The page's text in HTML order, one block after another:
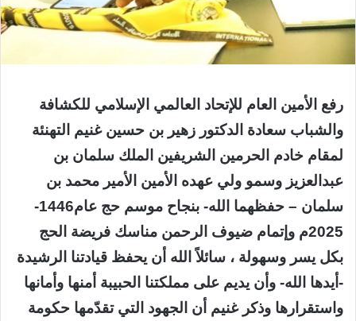
رفع الأمين العام للإتحاد العالمي الإسلامي للكشافة
والشباب سعادة الدكتور زهير بن حسين غنيم التهنئة
لمقام خادم الحرمين الشريفين الملك سلمان بن
عبدالعزيز وسمو ولي عهده الأمين الأمير محمد بن
سلمان – حفظهما الله- بنجاح موسم حج عام1446-
2025م وإتمام ضيوف الرحمن مناسك فريضة الحج
بكل يسر وسهولة ، سائلاً الله أن يحفظ قيادتنا الرشيدة
-أيدها الله- وأن يديم على مملكتنا الحبيبة أمنها وأمانها
واستقرارها وذكر غنيم أن الجهود التي تقدّمها حكومة